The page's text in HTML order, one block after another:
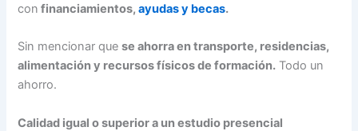
con financiamientos,ayudas y becas.
Sin mencionar quese ahorra en transporte, residencias,
alimentación y recursos físicos de formación. Todo un
ahorro.
Calidad igual o superior a un estudio presencial